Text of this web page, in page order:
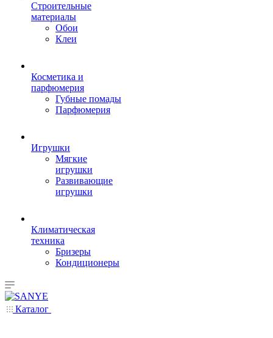
Строительные
материалы
Обои
Клеи
Косметика и
парфюмерия
Губные помады
Парфюмерия
Игрушки
Мягкие
игрушки
Развивающие
игрушки
Климатическая
техника
Бризеры
Кондиционеры
Каталог